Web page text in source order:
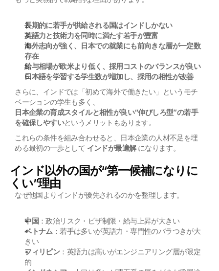
長期的に若手が供給される国はインドしかない
英語力と技術力を同時に満たす若手が豊富
海外志向が強く、日本での就業にも前向きな層が一定数
存在
給与相場が欧米より低く、採用コストのバランスが良い
日本語を学習する学生数が増加し、採用の相性が改善
さらに、インドでは「初めて海外で働きたい」というモチ
ベーションの学生も多く、
日本企業の育成スタイルと相性が良い“伸びしろ型”の若手
を確保しやすいというメリットもあります。
これらの条件を組み合わせると、日本企業の人材不足を埋
める最初の一歩として インドが最適解 になります。
インド以外の国が“第一候補になりに
くい”理由
なぜ他国よりインドが優先されるのかを整理します。
中国 ：政治リスク・ビザ制限・給与上昇が大きい
ベトナム：若手は多いが英語力・専門性のバラつきが大
きい
フィリピン：英語力は高いがエンジニアリング層が限定
的